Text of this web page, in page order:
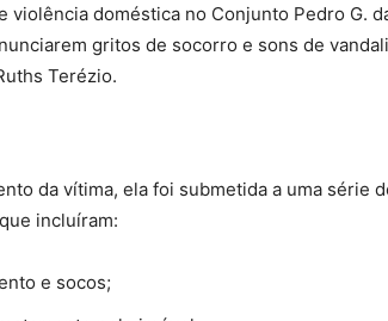
violência doméstica no Conjunto Pedro G.
gritos de socorro e sons de
Terézio.
da vítima, ela foi submetida a uma série
incluíram:
e socos;